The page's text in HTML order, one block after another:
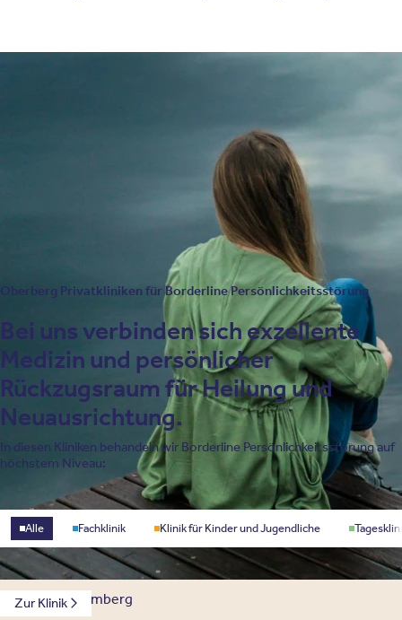
Zur Behandlung von Borderline Persönlichkeitsstörung
setzen wir unter anderem diese Therapieverfahren ein:
Kognitive Verhaltenstherapie
Oberberg Privatkliniken für Borderline Persönlichkeitsstörung
Bei uns verbinden sich exzellente
Medizin und persönlicher
Rückzugsraum für Heilung und
Neuausrichtung.
In diesen Kliniken behandeln wir Borderline Persönlichkeitsstörung auf
höchstem Niveau:
Standorttyp
Alle Fachklinik Klinik für Kinder und Jugendliche
Zur Klinik
Baden-Württemberg